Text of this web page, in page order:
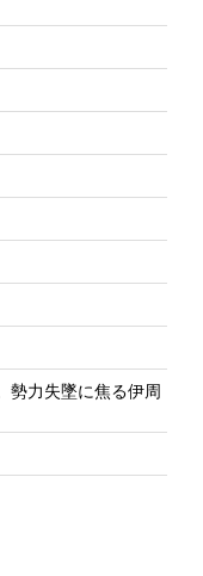
勢力失墜に焦る伊周